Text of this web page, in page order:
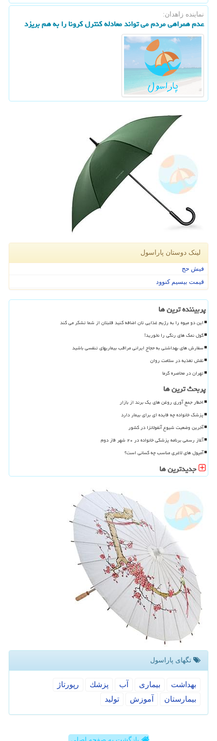
نماینده زاهدان:
عدم همراهی مردم می تواند معادله كنترل كرونا را به هم بریزد
لینک دوستان پاراسول
فیش حج
قیمت بیسیم کنوود
پربیننده ترین ها
این دو میوه را به رژیم غذایی تان اضافه کنید قلبتان از شما تشکر می کند
گول نمک های رنگی را نخورید!
سفارش های بهداشتی به حجاج ایرانی مراقب بیماریهای تنفسی باشید
نقش تغذیه در سلامت روان
تهران در محاصره گرما
پربحث ترین ها
اخطار جمع آوری روغن های یک برند از بازار
پزشک خانواده چه فایده ای برای بیمار دارد
آخرین وضعیت شیوع آنفولانزا در کشور
آغاز رسمی برنامه پزشکی خانواده در ۲۰ شهر فاز دوم
آمپول های لاغری مناسب چه کسانی است؟
جدیدترین ها
تگهای پاراسول
بهداشت بیماری آب پزشك
رپورتاژ
بیمارستان
آموزش تولید